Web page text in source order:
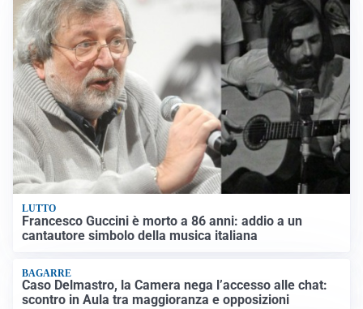
LUTTO
Francesco Guccini è morto a 86 anni: addio a un
cantautore simbolo della musica italiana
BAGARRE
Caso Delmastro, la Camera nega l’accesso alle chat:
scontro in Aula tra maggioranza e opposizioni